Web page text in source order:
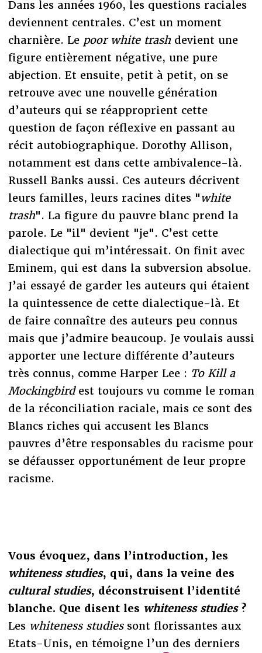
Dans les années 1960, les questions raciales
deviennent centrales. C’est un moment
charnière. Le poor white trashdevient une
figure entièrement négative, une pure
abjection. Et ensuite, petit à petit, on se
retrouve avec une nouvelle génération
d’auteurs qui se réapproprient cette
question de façon réflexive en passant au
récit autobiographique. Dorothy Allison,
notamment est dans cette ambivalence-là.
Russell Banks aussi. Ces auteurs décrivent
leurs familles, leurs racines dites "white
trash". La figure du pauvre blanc prend la
parole. Le "il" devient "je". C’est cette
dialectique qui m’intéressait. On finit avec
Eminem, qui est dans la subversion absolue.
J’ai essayé de garder les auteurs qui étaient
la quintessence de cette dialectique-là. Et
de faire connaître des auteurs peu connus
mais que j’admire beaucoup. Je voulais aussi
apporter une lecture différente d’auteurs
très connus, comme Harper Lee : To Kill a
Mockingbirdest toujours vu comme le roman
de la réconciliation raciale, mais ce sont des
Blancs riches qui accusent les Blancs
pauvres d’être responsables du racisme pour
se défausser opportunément de leur propre
racisme.
Vous évoquez, dans l’introduction, les
whiteness studies, qui, dans la veine des
cultural studies, déconstruisent l’identité
blanche. Que disent les whiteness studies?
Les whiteness studiessont florissantes aux
Etats-Unis, en témoigne l’un des derniers